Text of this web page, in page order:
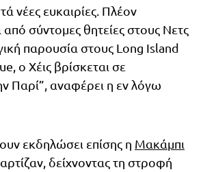
νέες ευκαιρίες. Πλέον
σύντομες θητείες στους Νετς
παρουσία στους Long Island
ο Χέις βρίσκεται σε
Παρί”, αναφέρει η εν λόγω
εκδηλώσει επίσης η Μακάμπι
δείχνοντας τη στροφή